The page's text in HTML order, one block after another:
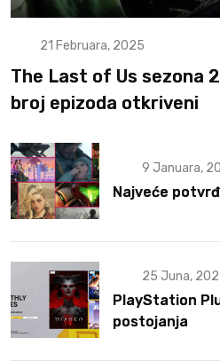
21 Februara, 2025
The Last of Us sezona
broj epizoda otkriveni
9 Januara,
Najveće
25 Juna,
PlayStation
postojanja